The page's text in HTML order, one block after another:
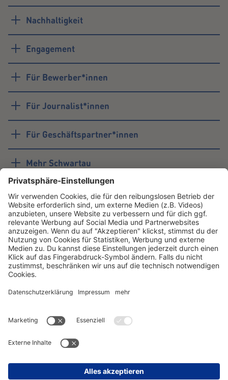
Nachhaltigkeit
Engagement
Für Bewerber*innen
Für Journalist*innen
Für Geschäftspartner*innen
Mehr Schwartau
#schwartau
Youtube LinkedIn
Unternehmen
Instagram TikTok Facebook
Schwartau
Instagram TikTok Facebook
Instagram TikTok
Professional